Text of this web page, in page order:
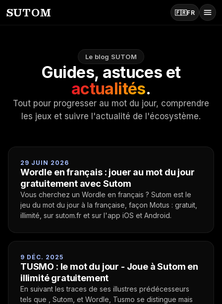
SUTOM 🇫🇷FR
Mot du jour
Application
Actualités
Le blog SUTOM
Guides, astuces et
actualités.
Tout pour progresser au mot du jour, comprendre
les jeux et suivre l'actualité de l'écosystème.
29 JUIN 2026
Wordle en français : jouer au mot du jour
gratuitement avec Sutom
Vous cherchez un Wordle en français ? Sutom est le
jeu du mot du jour à la française, façon Motus : gratuit,
illimité, sur sutom.fr et sur l'app iOS et Android.
9 DÉC. 2025
TUSMO : le mot du jour - Joue à Sutom en
illimité gratuitement
En suivant les traces de ses illustres prédécesseurs
tels que , Sutom, et Wordle, Tusmo se distingue mais